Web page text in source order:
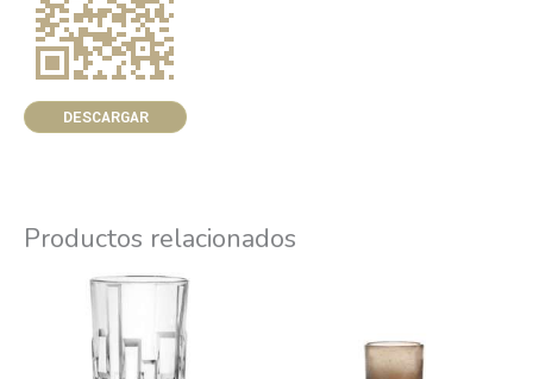
DESCARGAR
Productos relacionados